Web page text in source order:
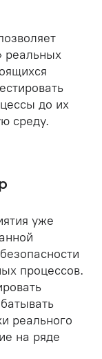
реальных
до их
среду.
уже
процессов.
реального
на ряде